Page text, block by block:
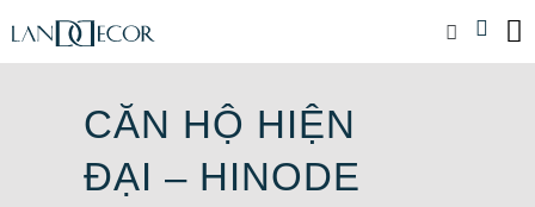
CĂN HỘ HIỆN
ĐẠI – HINODE